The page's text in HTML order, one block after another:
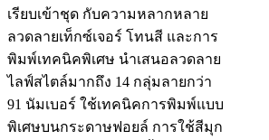
เรียบเข้าชุด กับความหลากหลาย
ลวดลายเท็กซ์เจอร์ โทนสี และการ
พิมพ์เทคนิคพิเศษ นำเสนอลวดลาย
ไลฟ์สไตล์มากถึง 14 กลุ่มลายกว่า
91 นัมเบอร์ ใช้เทคนิคการพิมพ์แบบ
พิเศษบนกระดาษฟอยล์ การใช้สีมุก